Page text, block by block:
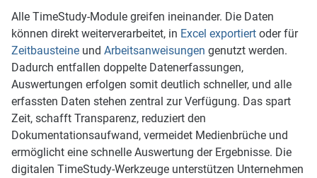
Alle TimeStudy-Module greifen ineinander. Die Daten
können direkt weiterverarbeitet, in Excel exportiertoder für
Zeitbausteineund Arbeitsanweisungen genutzt werden.
Dadurch entfallen doppelte Datenerfassungen,
Auswertungen erfolgen somit deutlich schneller, und alle
erfassten Daten stehen zentral zur Verfügung. Das spart
Zeit, schafft Transparenz, reduziert den
Dokumentationsaufwand, vermeidet Medienbrüche und
ermöglicht eine schnelle Auswertung der Ergebnisse. Die
digitalen TimeStudy-Werkzeuge unterstützen Unternehmen